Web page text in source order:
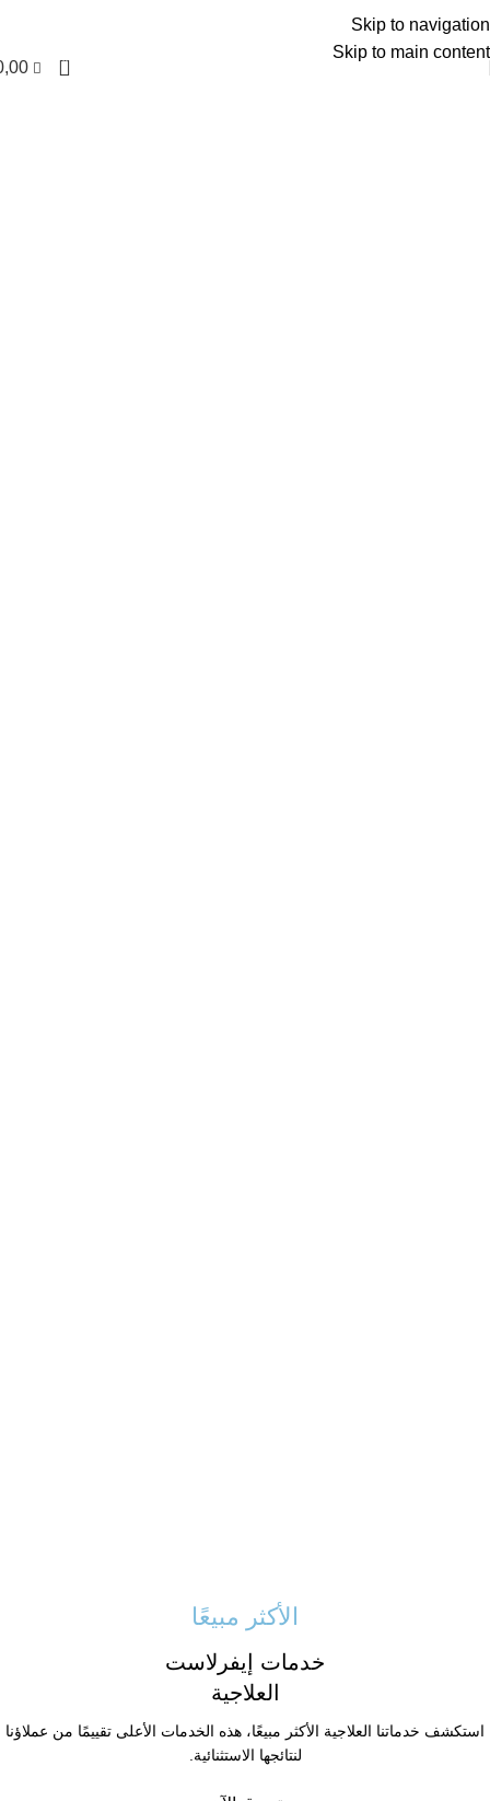
Skip to navigation
Skip to main content
العربية
0
الأكثر مبيعًا
خدمات إيفرلاست
العلاجية
استكشف خدماتنا العلاجية الأكثر مبيعًا، هذه الخدمات الأعلى تقييمًا من عملاؤنا
لنتائجها الاستثنائية.